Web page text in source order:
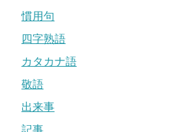
慣用句
四字熟語
カタカナ語
敬語
出来事
記事